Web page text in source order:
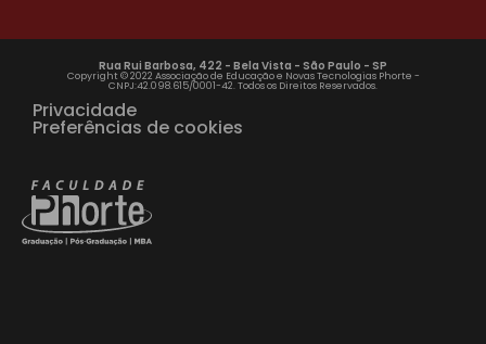
Rua Rui Barbosa, 422 - Bela Vista - São Paulo - SP
Copyright © 2022 Associação de Educação e Novas Tecnologias Phorte -
CNPJ:42.098.615/0001-42. Todos os Direitos Reservados.
Privacidade
Preferências de cookies